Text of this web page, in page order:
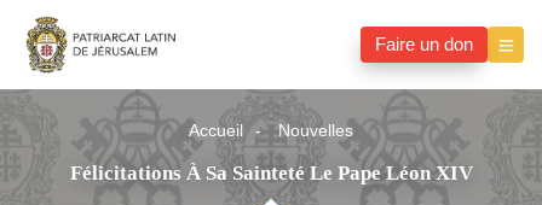
Faire un don
Accueil Nouvelles
Félicitations À Sa Sainteté Le Pape Léon XIV